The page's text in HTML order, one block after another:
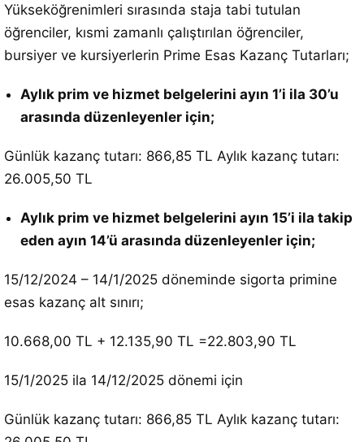
Yükseköğrenimleri sırasında staja tabi tutulan
öğrenciler, kısmi zamanlı çalıştırılan öğrenciler,
bursiyer ve kursiyerlerin Prime Esas Kazanç Tutarları;
Aylık prim ve hizmet belgelerini ayın 1’i ila 30’u
arasında düzenleyenler için;
Günlük kazanç tutarı: 866,85 TL Aylık kazanç tutarı:
26.005,50 TL
Aylık prim ve hizmet belgelerini ayın 15’i ila takip
eden ayın 14’ü arasında düzenleyenler için;
15/12/2024 – 14/1/2025 döneminde sigorta primine
esas kazanç alt sınırı;
10.668,00 TL + 12.135,90 TL =22.803,90 TL
15/1/2025 ila 14/12/2025 dönemi için
Günlük kazanç tutarı: 866,85 TL Aylık kazanç tutarı: